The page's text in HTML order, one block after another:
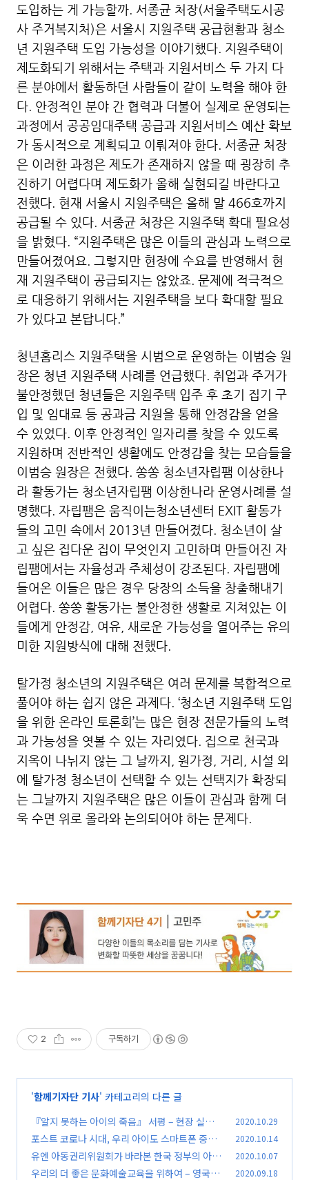
도입하는 게 가능할까. 서종균 처장(서울주택도시공
사 주거복지처)은 서울시 지원주택 공급현황과 청소
년 지원주택 도입 가능성을 이야기했다. 지원주택이
제도화되기 위해서는 주택과 지원서비스 두 가지 다
른 분야에서 활동하던 사람들이 같이 노력을 해야 한
다. 안정적인 분야 간 협력과 더불어 실제로 운영되는
과정에서 공공임대주택 공급과 지원서비스 예산 확보
가 동시적으로 계획되고 이뤄져야 한다. 서종균 처장
은 이러한 과정은 제도가 존재하지 않을 때 굉장히 추
진하기 어렵다며 제도화가 올해 실현되길 바란다고
전했다. 현재 서울시 지원주택은 올해 말 466호까지
공급될 수 있다. 서종균 처장은 지원주택 확대 필요성
을 밝혔다. “지원주택은 많은 이들의 관심과 노력으로
만들어졌어요. 그렇지만 현장에 수요를 반영해서 현
재 지원주택이 공급되지는 않았죠. 문제에 적극적으
로 대응하기 위해서는 지원주택을 보다 확대할 필요
가 있다고 본답니다.”
청년홈리스 지원주택을 시범으로 운영하는 이범승 원
장은 청년 지원주택 사례를 언급했다. 취업과 주거가
불안정했던 청년들은 지원주택 입주 후 초기 집기 구
입 및 임대료 등 공과금 지원을 통해 안정감을 얻을
수 있었다. 이후 안정적인 일자리를 찾을 수 있도록
지원하며 전반적인 생활에도 안정감을 찾는 모습들을
이범승 원장은 전했다. 쏭쏭 청소년자립팸 이상한나
라 활동가는 청소년자립팸 이상한나라 운영사례를 설
명했다. 자립팸은 움직이는청소년센터 EXIT 활동가
들의 고민 속에서 2013년 만들어졌다. 청소년이 살
고 싶은 집다운 집이 무엇인지 고민하며 만들어진 자
립팸에서는 자율성과 주체성이 강조된다. 자립팸에
들어온 이들은 많은 경우 당장의 소득을 창출해내기
어렵다. 쏭쏭 활동가는 불안정한 생활로 지쳐있는 이
들에게 안정감, 여유, 새로운 가능성을 열어주는 유의
미한 지원방식에 대해 전했다.
탈가정 청소년의 지원주택은 여러 문제를 복합적으로
풀어야 하는 쉽지 않은 과제다. ‘청소년 지원주택 도입
을 위한 온라인 토론회’는 많은 현장 전문가들의 노력
과 가능성을 엿볼 수 있는 자리였다. 집으로 천국과
지옥이 나뉘지 않는 그 날까지, 원가정, 거리, 시설 외
에 탈가정 청소년이 선택할 수 있는 선택지가 확장되
는 그날까지 지원주택은 많은 이들이 관심과 함께 더
욱 수면 위로 올라와 논의되어야 하는 문제다.
2 구독하기
'함께기자단 기사' 카테고리의 다른 글
『알지 못하는 아이의 죽음』 서평 – 현장 실습생
들의 이야기, 이제는 알아야 할 때
(0)
2020.10.29
포스트 코로나 시대, 우리 아이도 스마트폰 중독?
(0)
2020.10.14
유엔 아동권리위원회가 바라본 한국 정부의 아동
정책은? (0)
2020.10.07
우리의 더 좋은 문화예술교육을 위하여 – 영국은
2020.09.18